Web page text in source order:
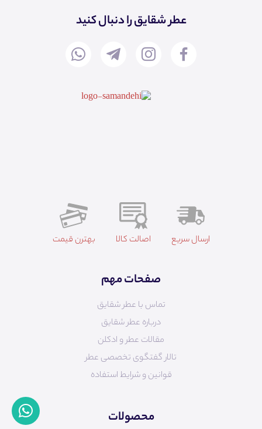
عطر شقایق را دنبال کنید
ارسال سریع اصالت کالا بهترن قیمت
صفحات مهم
تماس با عطر شقایق
درباره عطر شقایق
مقالات عطر و ادکلن
تالار گفتگوی تخصصی عطر
قوانین و شرایط استفاده
محصولات